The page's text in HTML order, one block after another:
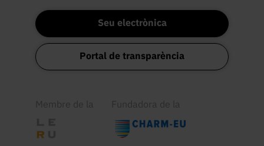
Seu electrònica
Portal de transparència
Membre de la Fundadora de la